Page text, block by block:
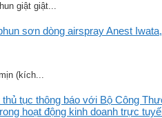
giật giật...
sơn dòng airspray Anest
(kích...
tục thông báo với Bộ Công
hoạt động kinh doanh trực